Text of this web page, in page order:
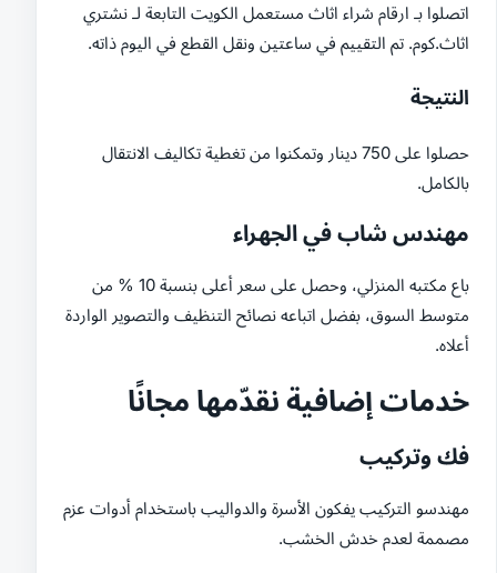
اتصلوا بـ ارقام شراء اثاث مستعمل الكويت التابعة لـ نشتري
اثاث.كوم. تم التقييم في ساعتين ونقل القطع في اليوم ذاته.
النتيجة
حصلوا على 750 دينار وتمكنوا من تغطية تكاليف الانتقال
بالكامل.
مهندس شاب في الجهراء
باع مكتبه المنزلي، وحصل على سعر أعلى بنسبة 10 % من
متوسط السوق، بفضل اتباعه نصائح التنظيف والتصوير الواردة
أعلاه.
خدمات إضافية نقدّمها مجانًا
فك وتركيب
مهندسو التركيب يفكون الأسرة والدواليب باستخدام أدوات عزم
مصممة لعدم خدش الخشب.